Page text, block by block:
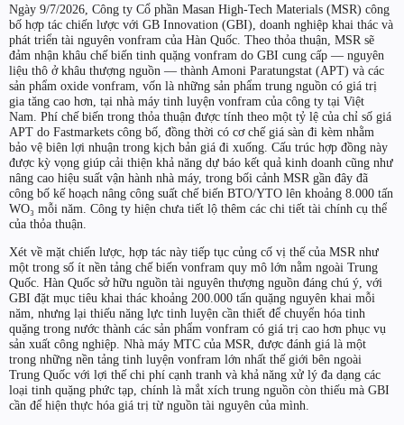
Ngày 9/7/2026, Công ty Cổ phần Masan High-Tech Materials (MSR) công
bố hợp tác chiến lược với GB Innovation (GBI), doanh nghiệp khai thác và
phát triển tài nguyên vonfram của Hàn Quốc. Theo thỏa thuận, MSR sẽ
đảm nhận khâu chế biến tinh quặng vonfram do GBI cung cấp — nguyên
liệu thô ở khâu thượng nguồn — thành Amoni Paratungstat (APT) và các
sản phẩm oxide vonfram, vốn là những sản phẩm trung nguồn có giá trị
gia tăng cao hơn, tại nhà máy tinh luyện vonfram của công ty tại Việt
Nam. Phí chế biến trong thỏa thuận được tính theo một tỷ lệ của chỉ số giá
APT do Fastmarkets công bố, đồng thời có cơ chế giá sàn đi kèm nhằm
bảo vệ biên lợi nhuận trong kịch bản giá đi xuống. Cấu trúc hợp đồng này
được kỳ vọng giúp cải thiện khả năng dự báo kết quả kinh doanh cũng như
nâng cao hiệu suất vận hành nhà máy, trong bối cảnh MSR gần đây đã
công bố kế hoạch nâng công suất chế biến BTO/YTO lên khoảng 8.000 tấn
WO₃ mỗi năm. Công ty hiện chưa tiết lộ thêm các chi tiết tài chính cụ thể
của thỏa thuận.
Xét về mặt chiến lược, hợp tác này tiếp tục củng cố vị thế của MSR như
một trong số ít nền tảng chế biến vonfram quy mô lớn nằm ngoài Trung
Quốc. Hàn Quốc sở hữu nguồn tài nguyên thượng nguồn đáng chú ý, với
GBI đặt mục tiêu khai thác khoảng 200.000 tấn quặng nguyên khai mỗi
năm, nhưng lại thiếu năng lực tinh luyện cần thiết để chuyển hóa tinh
quặng trong nước thành các sản phẩm vonfram có giá trị cao hơn phục vụ
sản xuất công nghiệp. Nhà máy MTC của MSR, được đánh giá là một
trong những nền tảng tinh luyện vonfram lớn nhất thế giới bên ngoài
Trung Quốc với lợi thế chi phí cạnh tranh và khả năng xử lý đa dạng các
loại tinh quặng phức tạp, chính là mắt xích trung nguồn còn thiếu mà GBI
cần để hiện thực hóa giá trị từ nguồn tài nguyên của mình.